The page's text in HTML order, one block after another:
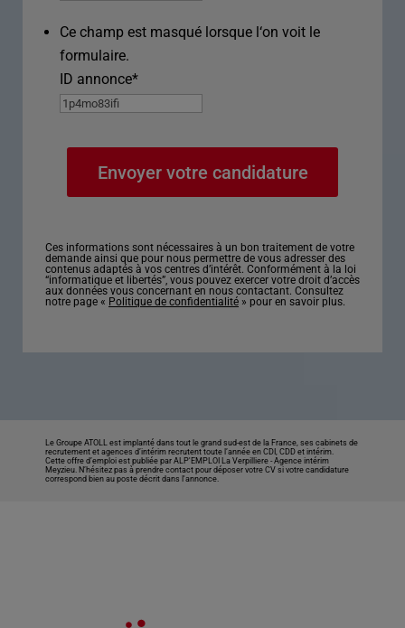
Ce champ est masqué lorsque l‘on voit le
formulaire.
ID annonce*
Ces informations sont nécessaires à un bon traitement de votre
demande ainsi que pour nous permettre de vous adresser des
contenus adaptés à vos centres d’intérêt. Conformément à la loi
“informatique et libertés”, vous pouvez exercer votre droit d’accès
aux données vous concernant en nous contactant. Consultez
notre page « Politique de confidentialité » pour en savoir plus.
Le Groupe ATOLL est implanté dans tout le grand sud-est de la France, ses cabinets de
recrutement et agences d’intérim recrutent toute l’année en CDI, CDD et intérim.
Cette offre d’emploi est publiée par ALP'EMPLOI La Verpilliere -Agence intérim
Meyzieu. N’hésitez pas à prendre contact pour déposer votre CV si votre candidature
correspond bien au poste décrit dans l'annonce.